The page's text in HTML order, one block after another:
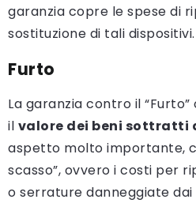
garanzia copre le spese di
sostituzione di tali dispositivi.
Furto
La garanzia contro il
il valore dei beni sottratti
aspetto molto importante,
scasso”, ovvero i costi per
o serrature danneggiate